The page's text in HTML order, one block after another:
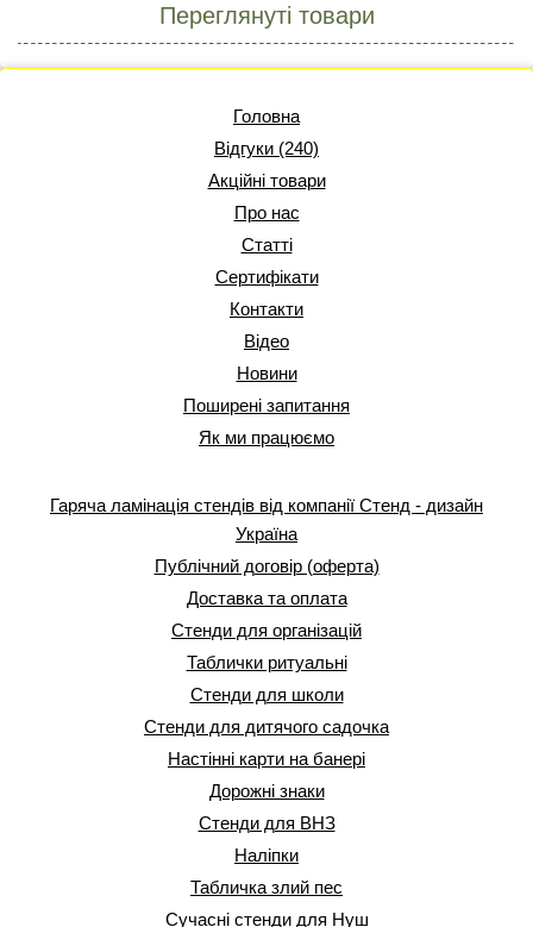
Переглянуті товари
Головна
Відгуки (240)
Акційні товари
Про нас
Статті
Сертифікати
Контакти
Відео
Новини
Поширені запитання
Як ми працюємо
Гаряча ламінація стендів від компанії Стенд - дизайн
Україна
Публічний договір (оферта)
Доставка та оплата
Стенди для організацій
Таблички ритуальні
Стенди для школи
Стенди для дитячого садочка
Настінні карти на банері
Дорожні знаки
Стенди для ВНЗ
Наліпки
Табличка злий пес
Сучасні стенди для Нуш